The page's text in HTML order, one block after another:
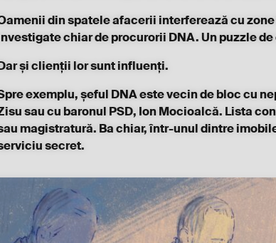
din spatele afacerii interferează cu
chiar de procurorii DNA. Un puzzle
și clienții lor sunt influenți.
exemplu, șeful DNA este vecin de bloc cu
sau cu baronul PSD, Ion Mocioalcă. Lista
magistratură. Ba chiar, într-unul dintre
secret.